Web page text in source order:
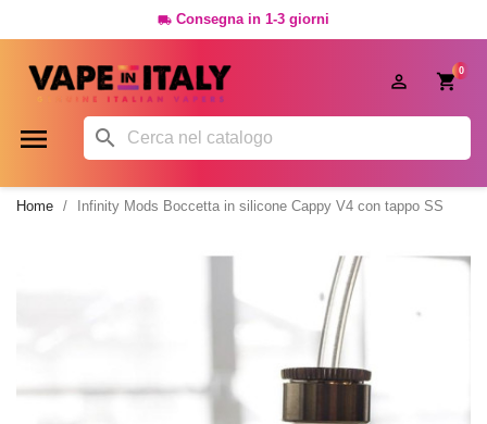
 Consegna in 1-3 giorni
0

 
Home Infinity Mods Boccetta in silicone Cappy V4 con tappo SS